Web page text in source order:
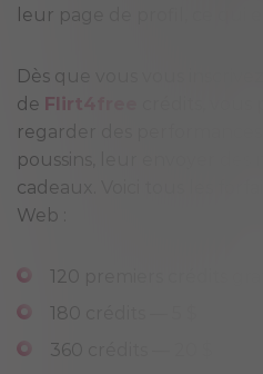
leur page de profil, ce qui
Dès que vous vous
de Flirt4free
crédits,
regarder des
poussins, leur envoyer des
cadeaux. Voici tous les
Web :
120 premiers crédits
180 crédits — 5 $
360 crédits — 20 $